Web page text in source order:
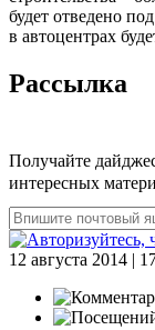
будет отведено
в автоцентрах
Рассылка
Получайте
интересных
12 августа 2014 |